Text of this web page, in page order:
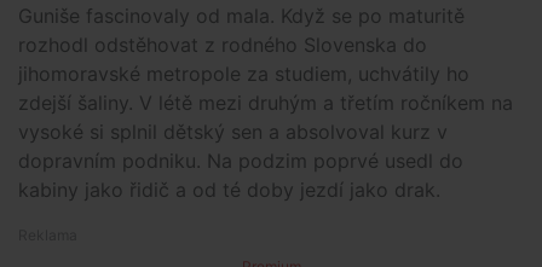
Guniše fascinovaly od mala. Když se po maturitě
rozhodl odstěhovat z rodného Slovenska do
jihomoravské metropole za studiem, uchvátily ho
zdejší šaliny. V létě mezi druhým a třetím ročníkem na
vysoké si splnil dětský sen a absolvoval kurz v
dopravním podniku. Na podzim poprvé usedl do
kabiny jako řidič a od té doby jezdí jako drak.